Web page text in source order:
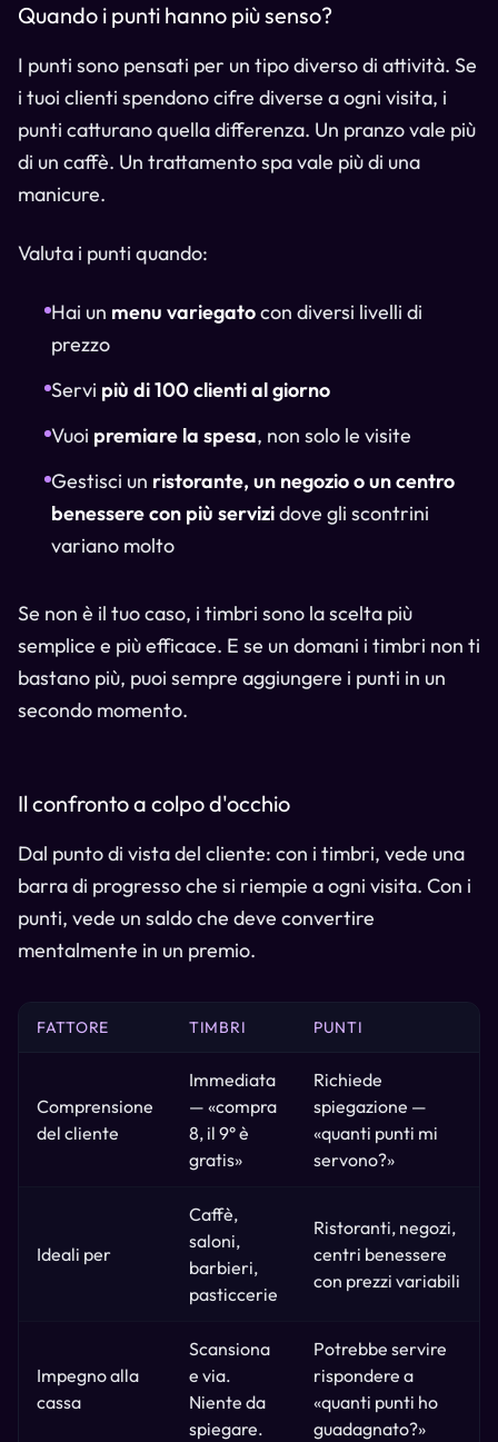
Quando i punti hanno più senso?
I punti sono pensati per un tipo diverso di attività. Se
i tuoi clienti spendono cifre diverse a ogni visita, i
punti catturano quella differenza. Un pranzo vale più
di un caffè. Un trattamento spa vale più di una
manicure.
Valuta i punti quando:
Hai un menu variegatocon diversi livelli di
prezzo
Servi più di 100 clienti al giorno
Vuoi premiare la spesa, non solo le visite
Gestisci un ristorante, un negozio o un centro
benessere con più servizidove gli scontrini
variano molto
Se non è il tuo caso, i timbri sono la scelta più
semplice e più efficace. E se un domani i timbri non ti
bastano più, puoi sempre aggiungere i punti in un
secondo momento.
Il confronto a colpo d'occhio
Dal punto di vista del cliente: con i timbri, vede una
barra di progresso che si riempie a ogni visita. Con i
punti, vede un saldo che deve convertire
mentalmente in un premio.
FATTORE TIMBRI PUNTI
Comprensione
del cliente
Immediata
— «compra
8, il 9° è
gratis»
Richiede
spiegazione —
«quanti punti mi
servono?»
Ideali per
Caffè,
saloni,
barbieri,
pasticcerie
Ristoranti, negozi,
centri benessere
con prezzi variabili
Impegno alla
cassa
Scansiona
e via.
Niente da
spiegare.
Potrebbe servire
rispondere a
«quanti punti ho
guadagnato?»